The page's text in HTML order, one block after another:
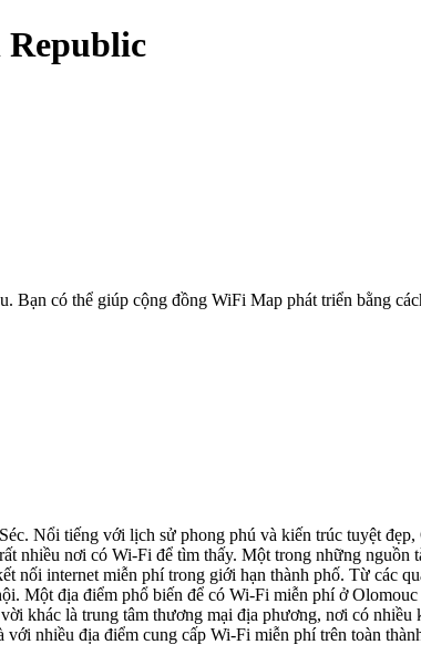
Republic
có thể giúp cộng đồng WiFi Map phát triển bằng
Nổi tiếng với lịch sử phong phú và kiến trúc tuyệt
nhiều nơi có Wi-Fi để tìm thấy. Một trong những
nối internet miễn phí trong giới hạn thành phố. Từ các
Một địa điểm phổ biến để có Wi-Fi miễn phí ở
khác là trung tâm thương mại địa phương, nơi có
nhiều địa điểm cung cấp Wi-Fi miễn phí trên toàn